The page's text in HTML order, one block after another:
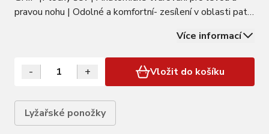
pravou nohu | Odolné a komfortní- zesílení v oblasti pat a
vzdušních kapsách Relax HAPPY jsou měkké a vynikají
svoji hřejivostí díky měkkému TERRY…
Více informací
- + Vložit do košíku
Lyžařské ponožky